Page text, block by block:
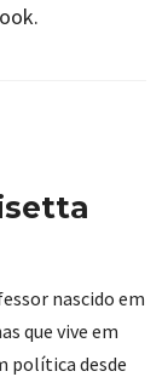
nascido em
que vive em
política desde